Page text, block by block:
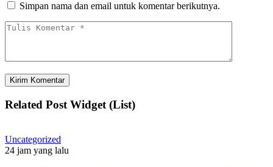
Simpan nama dan email untuk komentar berikutnya.
Related Post Widget (List)
Uncategorized
24 jam yang lalu